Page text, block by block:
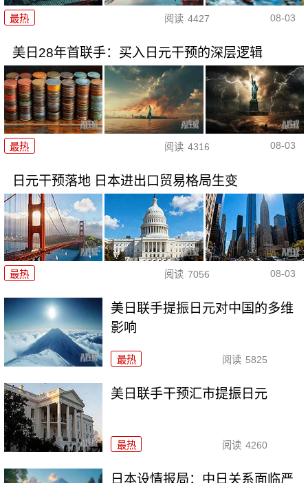
最热 阅读 4427 08-03
美日28年首联手：买入日元干预的深层逻辑
最热 阅读 4316 08-03
日元干预落地 日本进出口贸易格局生变
最热 阅读 7056 08-03
美日联手提振日元对中国的多维
影响
最热 阅读 5825
美日联手干预汇市提振日元
最热 阅读 4260
日本设情报局：中日关系面临严